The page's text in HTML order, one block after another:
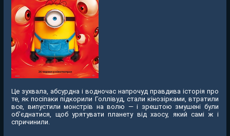
Це зухвала, абсурдна і водночас напрочуд правдива історія про
те, як посіпаки підкорили Голлівуд, стали кінозірками, втратили
все, випустили монстрів на волю — і зрештою змушені були
об’єднатися, щоб урятувати планету від хаосу, який самі ж і
спричинили.